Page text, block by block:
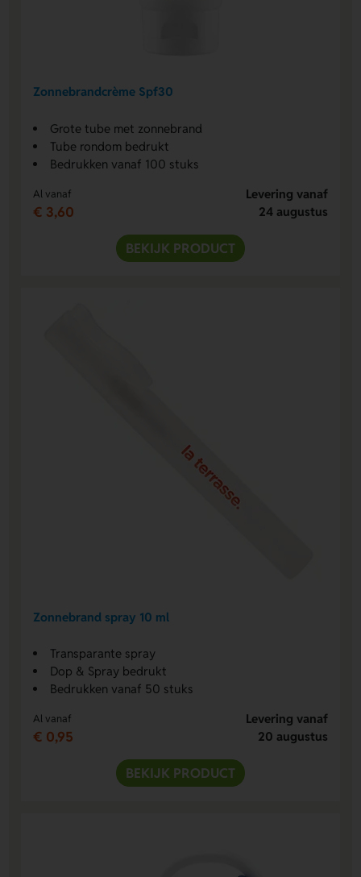
Zonnebrandcrème Spf30
Grote tube met zonnebrand
Tube rondom bedrukt
Bedrukken vanaf 100 stuks
Al vanaf
€ 3,60
Levering vanaf
24 augustus
BEKIJK PRODUCT
Zonnebrand spray 10 ml
Transparante spray
Dop & Spray bedrukt
Bedrukken vanaf 50 stuks
Al vanaf
€ 0,95
Levering vanaf
20 augustus
BEKIJK PRODUCT